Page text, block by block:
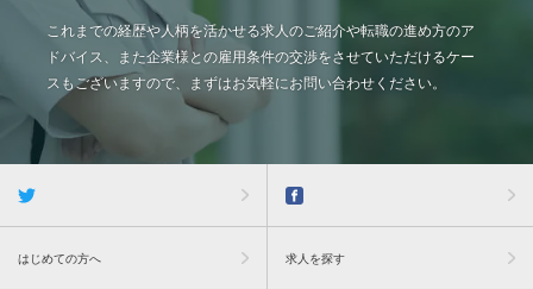
これまでの経歴や人柄を活かせる求人のご紹介や転職の進め方のア
ドバイス、また企業様との雇用条件の交渉をさせていただけるケー
スもございますので、まずはお気軽にお問い合わせください。
はじめての方へ 求人を探す